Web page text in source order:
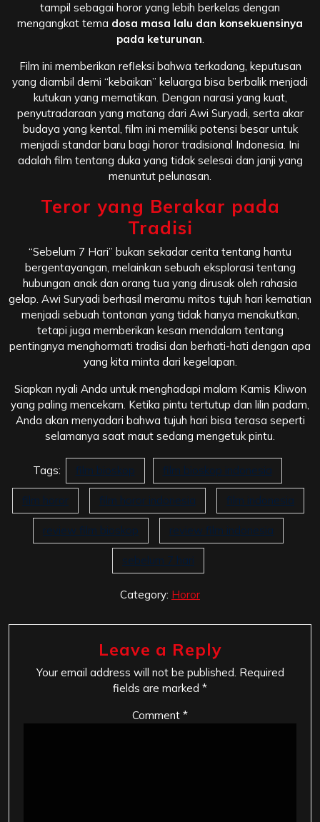
tampil sebagai horor yang lebih berkelas dengan
mengangkat tema dosa masa lalu dan konsekuensinya
pada keturunan.
Film ini memberikan refleksi bahwa terkadang, keputusan
yang diambil demi “kebaikan” keluarga bisa berbalik menjadi
kutukan yang mematikan. Dengan narasi yang kuat,
penyutradaraan yang matang dari Awi Suryadi, serta akar
budaya yang kental, film ini memiliki potensi besar untuk
menjadi standar baru bagi horor tradisional Indonesia. Ini
adalah film tentang duka yang tidak selesai dan janji yang
menuntut pelunasan.
Teror yang Berakar pada
Tradisi
“Sebelum 7 Hari” bukan sekadar cerita tentang hantu
bergentayangan, melainkan sebuah eksplorasi tentang
hubungan anak dan orang tua yang dirusak oleh rahasia
gelap. Awi Suryadi berhasil meramu mitos tujuh hari kematian
menjadi sebuah tontonan yang tidak hanya menakutkan,
tetapi juga memberikan kesan mendalam tentang
pentingnya menghormati tradisi dan berhati-hati dengan apa
yang kita minta dari kegelapan.
Siapkan nyali Anda untuk menghadapi malam Kamis Kliwon
yang paling mencekam. Ketika pintu tertutup dan lilin padam,
Anda akan menyadari bahwa tujuh hari bisa terasa seperti
selamanya saat maut sedang mengetuk pintu.
Tags: film bioskop film bioskop indonesia
film horor film horor indonesia film indonesia
review film bioskop review film indonesia
sebelum 7 hari
Category: Horor
Leave a Reply
Your email address will not be published. Required
fields are marked *
Comment *